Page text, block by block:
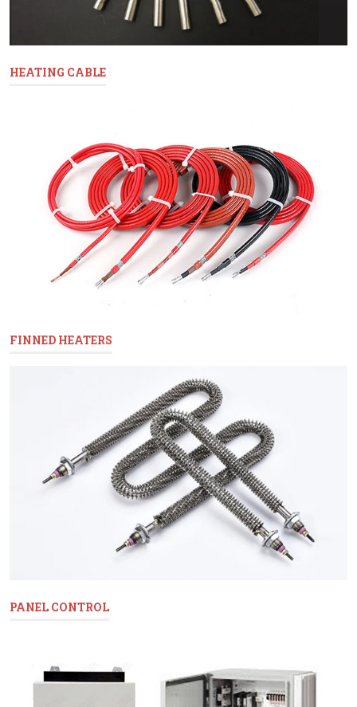
HEATING CABLE
FINNED HEATERS
PANEL CONTROL